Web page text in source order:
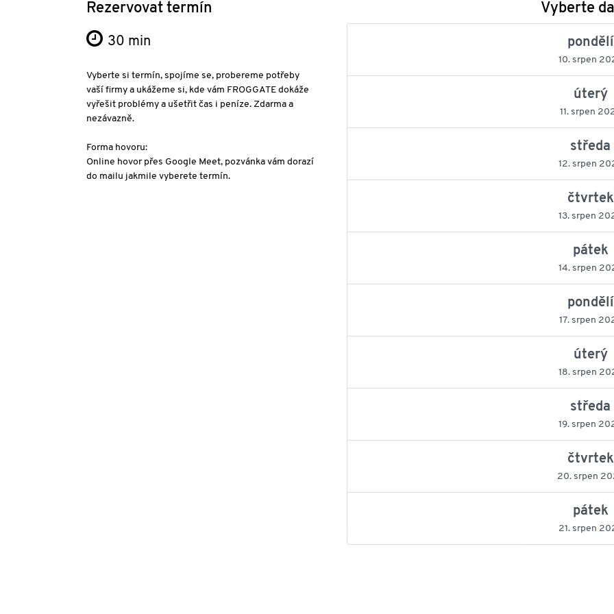
Rezervovat termín
30 min
Vyberte si termín, spojíme se, probereme potřeby
vaší firmy a ukážeme si, kde vám FROGGATE dokáže
vyřešit problémy a ušetřit čas i peníze. Zdarma a
nezávazně.
Forma hovoru:
Online hovor přes Google Meet, pozvánka vám dorazí
do mailu jakmile vyberete termín.
Vyberte
pondělí
10. srpen
úterý
11. srpen
středa
12. srpen
čtvrtek
13. srpen
pátek
14. srpen
pondělí
17. srpen
úterý
18. srpen
středa
19. srpen
čtvrtek
20. srpen
pátek
21. srpen